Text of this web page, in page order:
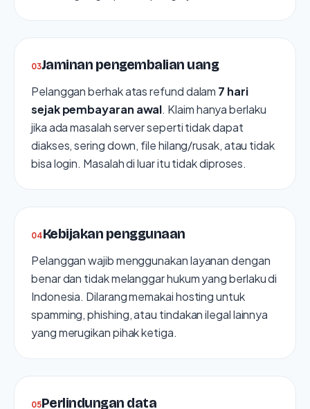
03Jaminan pengembalian uang
Pelanggan berhak atas refund dalam 7 hari
sejak pembayaran awal. Klaim hanya berlaku
jika ada masalah server seperti tidak dapat
diakses, sering down, file hilang/rusak, atau tidak
bisa login. Masalah di luar itu tidak diproses.
04Kebijakan penggunaan
Pelanggan wajib menggunakan layanan dengan
benar dan tidak melanggar hukum yang berlaku di
Indonesia. Dilarang memakai hosting untuk
spamming, phishing, atau tindakan ilegal lainnya
yang merugikan pihak ketiga.
05Perlindungan data